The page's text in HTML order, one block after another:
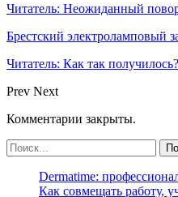
Читатель: Неожиданный
Брестский электроламповый
Читатель: Как так
Prev Next
Комментарии закрыты.
Dermatime:
Как совмещать работу,